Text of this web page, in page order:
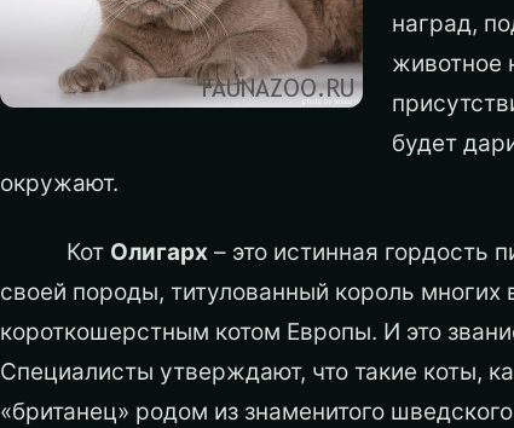
наград,
животное
будет
окружают.
Кот Олигарх – это истинная гордость
своей породы, титулованный король
короткошерстным котом Европы. И это
Специалисты утверждают, что такие коты,
«британец» родом из знаменитого